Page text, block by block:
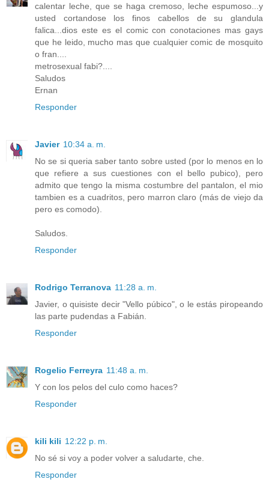
calentar leche, que se haga cremoso, leche espumoso...y
usted cortandose los finos cabellos de su glandula
falica...dios este es el comic con conotaciones mas gays
que he leido, mucho mas que cualquier comic de mosquito
o fran....
metrosexual fabi?....
Saludos
Ernan
Responder
Javier 10:34 a. m.
No se si queria saber tanto sobre usted (por lo menos en lo
que refiere a sus cuestiones con el bello pubico), pero
admito que tengo la misma costumbre del pantalon, el mio
tambien es a cuadritos, pero marron claro (más de viejo da
pero es comodo).
Saludos.
Responder
Rodrigo Terranova 11:28 a. m.
Javier, o quisiste decir "Vello púbico", o le estás piropeando
las parte pudendas a Fabián.
Responder
Rogelio Ferreyra 11:48 a. m.
Y con los pelos del culo como haces?
Responder
kili kili 12:22 p. m.
No sé si voy a poder volver a saludarte, che.
Responder